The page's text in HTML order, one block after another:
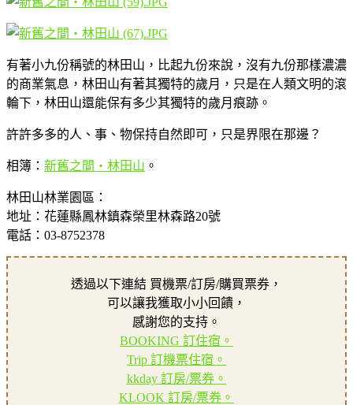
有著小九份稱號的林田山，比起九份來說，沒有九份那樣濃濃
的商業氣息，林田山有著其獨特的歲月，只是在人類文明的滾
輪下，林田山還能保有多少其獨特的歲月痕跡。
許許多多的人、事、物保持自然即可，只是界限在那邊？
相簿： 新舊之間‧林田山 。
林田山林業園區：
地址：花蓮縣鳳林鎮森榮里林森路20號
電話：03-8752378
透過以下連結 買機票/訂房/購買票券，
可以讓我獲取小小回饋，
感謝您的支持。
BOOKING 訂住宿。
Trip 訂機票住宿。
kkday 訂房/票券。
KLOOK 訂房/票券。